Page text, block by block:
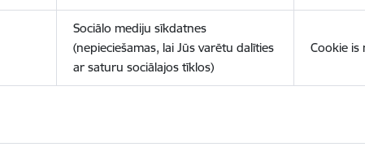
Sociālo mediju sīkdatnes
(nepieciešamas, lai Jūs varētu dalīties
ar saturu sociālajos tīklos)
Cookie